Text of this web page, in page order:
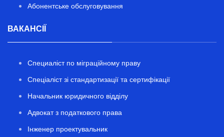
Абонентське обслуговування
ВАКАНСІЇ
Специаліст по міграційному праву
Спеціаліст зі стандартизації та сертифікації
Начальник юридичного відділу
Адвокат з податкового права
Інженер проектувальник